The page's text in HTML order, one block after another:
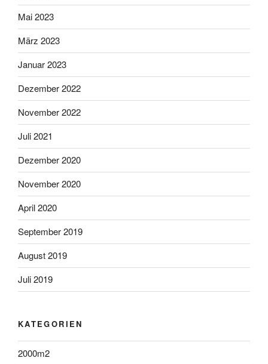
Mai 2023
März 2023
Januar 2023
Dezember 2022
November 2022
Juli 2021
Dezember 2020
November 2020
April 2020
September 2019
August 2019
Juli 2019
KATEGORIEN
2000m2